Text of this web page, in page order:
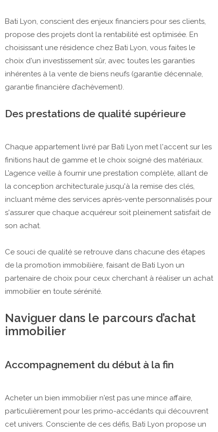
Bati Lyon, conscient des enjeux financiers pour ses clients,
propose des projets dont la rentabilité est optimisée. En
choisissant une résidence chez Bati Lyon, vous faites le
choix d'un investissement sûr, avec toutes les garanties
inhérentes à la vente de biens neufs (garantie décennale,
garantie financière d’achèvement).
Des prestations de qualité supérieure
Chaque appartement livré par Bati Lyon met l'accent sur les
finitions haut de gamme et le choix soigné des matériaux.
L’agence veille à fournir une prestation complète, allant de
la conception architecturale jusqu'à la remise des clés,
incluant même des services après-vente personnalisés pour
s'assurer que chaque acquéreur soit pleinement satisfait de
son achat.
Ce souci de qualité se retrouve dans chacune des étapes
de la promotion immobilière, faisant de Bati Lyon un
partenaire de choix pour ceux cherchant à réaliser un achat
immobilier en toute sérénité.
Naviguer dans le parcours d’achat
immobilier
Accompagnement du début à la fin
Acheter un bien immobilier n'est pas une mince affaire,
particulièrement pour les primo-accédants qui découvrent
cet univers. Consciente de ces défis, Bati Lyon propose un